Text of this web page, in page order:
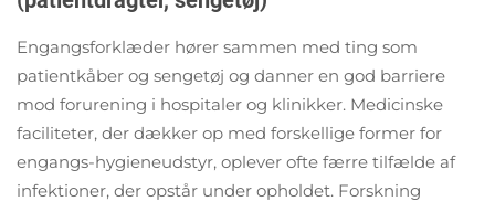
Engangsforklæder hører sammen med ting som
patientkåber og sengetøj og danner en god barriere
mod forurening i hospitaler og klinikker. Medicinske
faciliteter, der dækker op med forskellige former for
engangs-hygieneudstyr, oplever ofte færre tilfælde af
infektioner, der opstår under opholdet. Forskning